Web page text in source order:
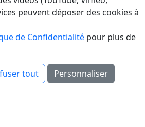
peuvent déposer des cookies à
de Confidentialité pour plus de
tout Personnaliser